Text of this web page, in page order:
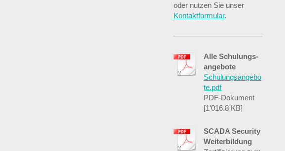
oder nutzen Sie unser
Kontaktformular.
Alle Schulungs-
angebote
Schulungsangebo
te.pdf
PDF-Dokument
[1'016.8 KB]
SCADA Security
Weiterbildung